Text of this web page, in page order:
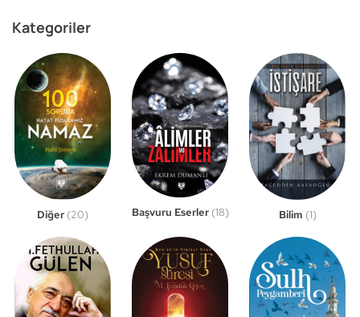
Kategoriler
Diğer (20) Başvuru Eserler (18) Bilim (1)